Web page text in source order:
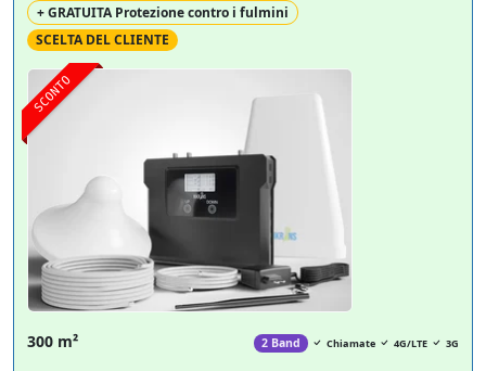
SCONTO
+ GRATUITA Protezione contro i fulmini
SCELTA DEL CLIENTE
300 m² 2 Band Chiamate 4G/LTE 3G